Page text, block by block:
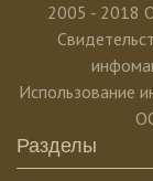
2005 - 2018
Использование
Разделы